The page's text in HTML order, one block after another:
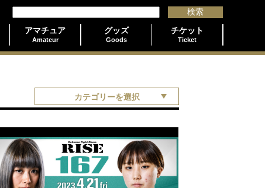
アマチュア
Amateur
グッズ
Goods
チケット
Ticket
カテゴリーを選択